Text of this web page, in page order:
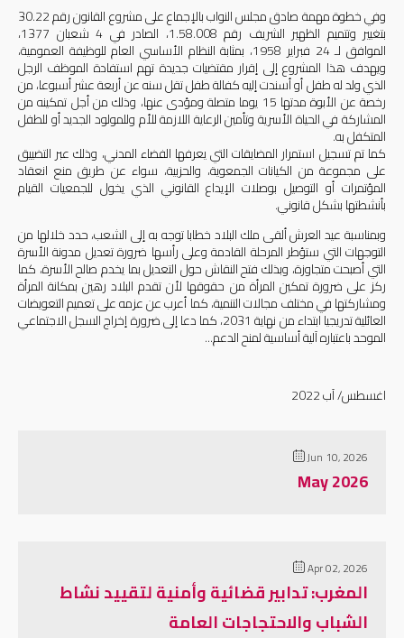
Jun 10, 2026
May 2026
Apr 02, 2026
المغرب: تدابير قضائية وأمنية لتقييد نشاط
الشباب والاحتجاجات العامة
وفي خطوة مهمة صادق مجلس النواب بالإجماع على مشروع القانون رقم 30.22
بتغيير وتتميم الظهير الشريف رقم 1.58.008، الصادر في 4 شعبان 1377،
الموافق لـ 24 فبراير 1958، بمثابة النظام الأساسي العام للوظيفة العمومية ،
ويهدف هذا المشروع إلى إقرار مقتضيات جديدة تهم استفادة الموظف الرجل
الذي ولد له طفل أو أسندت إليه كفالة طفل تقل سنه عن أربعة عشر أسبوعا، من
رخصة عن الأبوة مدتها 15 يوما متصلة ومؤدى عنها، وذلك من أجل تمكينه من
المشاركة في الحياة الأسرية وتأمين الرعاية اللازمة للأم وللمولود الجديد أو للطفل
المتكفل به.
كما تم تسجيل استمرار المضايقات التي يعرفها الفضاء المدني، وذلك عبر التضييق
على مجموعة من الكيانات الجمعوية، والحزبية، سواء عن طريق منع انعقاد
المؤتمرات أو التوصيل بوصلات الإيداع القانوني الذي يخول للجمعيات القيام
بأنشطتها بشكل قانوني.
وبمناسبة عيد العرش ألقى ملك البلاد خطابا توجه به إلى الشعب، حدد خلالها من
التوجهات التي ستؤطر المرحلة القادمة وعلى رأسها ضرورة تعديل مدونة الأسرة
التي أصبحت متجاوزة، وبذلك فتح النقاش حول التعديل بما يخدم صالح الأسرة، كما
ركز على ضرورة تمكين المرأة من حقوقها لأن تقدم البلاد رهين بمكانة المرأة
ومشاركتها في مختلف مجالات التنمية، كما أعرب عن عزمه على تعميم التعويضات
العائلية تدريجيا ابتداء من نهاية 2031، كما دعا إلى ضرورة إخراج السجل الاجتماعي
الموحد باعتباره آلية أساسية لمنح الدعم...
اغسطس/ آب 2022